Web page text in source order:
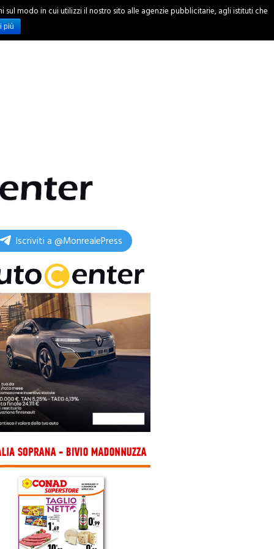
INCHIESTE
Iscriviti a @MonrealePress
modo in cui utilizzi il nostro sito alle agenzie pubblicitarie, agli istituti che
più